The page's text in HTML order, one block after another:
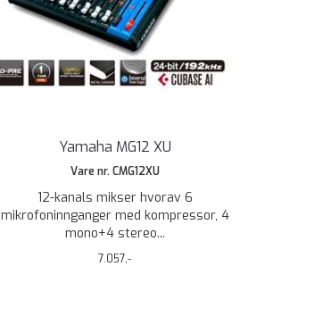
Yamaha MG12 XU
Vare nr. CMG12XU
12-kanals mikser hvorav 6
mikrofoninnganger med kompressor, 4
mono+4 stereo...
7.057,-